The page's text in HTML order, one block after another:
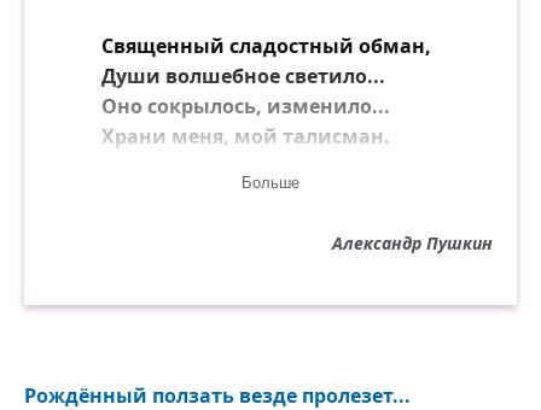
Священный сладостный обман,
Души волшебное светило...
Оно сокрылось, изменило...
Храни меня, мой талисман.
Пускай же ввек сердечных ран
Прощай, надежда; спи, желанье;
Больше
Александр Пушкин
Рождённый ползать везде пролезет...